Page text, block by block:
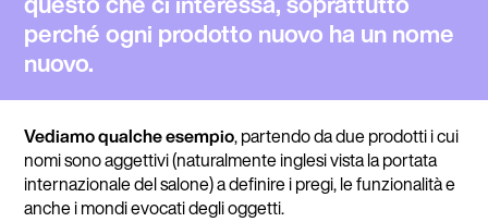
perché ogni prodotto nuovo ha un nome
nuovo.
Vediamo qualche esempio, partendo da due prodotti i cui
nomi sono aggettivi (naturalmente inglesi vista la portata
internazionale del salone) a definire i pregi, le funzionalità e
anche i mondi evocati degli oggetti.